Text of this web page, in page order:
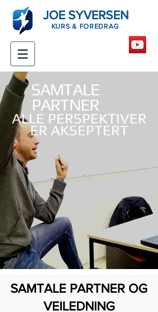
JOE SYVERSEN
KURS & FOREDRAG
SAMTALE
PARTNER
ALLE PERSPEKTIVER
ER AKSEPTERT
SAMTALE PARTNER OG
VEILEDNING